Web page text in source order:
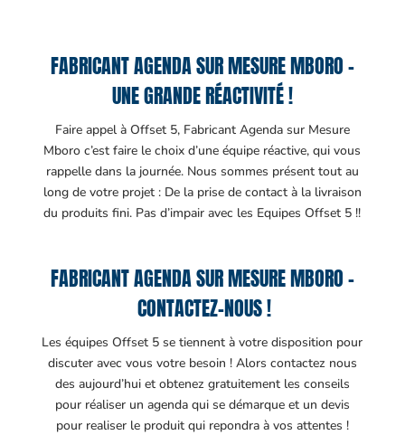
FABRICANT AGENDA SUR MESURE MBORO –
UNE GRANDE RÉACTIVITÉ !
Faire appel à Offset 5, Fabricant Agenda sur Mesure
Mboro c’est faire le choix d’une équipe réactive, qui vous
rappelle dans la journée. Nous sommes présent tout au
long de votre projet : De la prise de contact à la livraison
du produits fini. Pas d’impair avec les Equipes Offset 5 !!
FABRICANT AGENDA SUR MESURE MBORO –
CONTACTEZ-NOUS !
Les équipes Offset 5 se tiennent à votre disposition pour
discuter avec vous votre besoin ! Alors contactez nous
des aujourd’hui et obtenez gratuitement les conseils
pour réaliser un agenda qui se démarque et un devis
pour realiser le produit qui repondra à vos attentes !